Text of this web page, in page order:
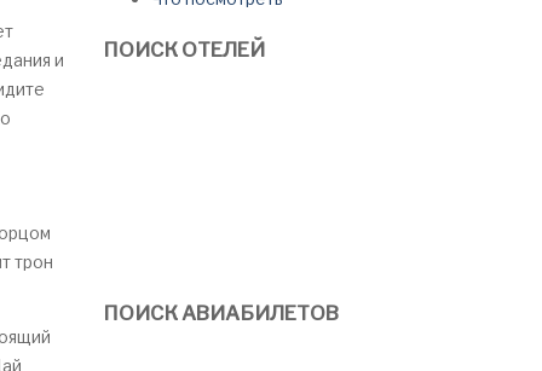
и
трон
ПОИСК ОТЕЛЕЙ
ПОИСК АВИАБИЛЕТОВ